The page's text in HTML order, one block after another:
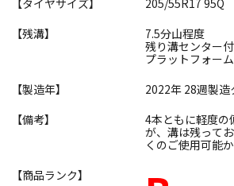
【残溝】
7.5分山程度
残り溝センター
プラットフォー
【製造年】
2022年 28週製造
【備考】
4本ともに軽度の
が、溝は残って
くのご使用可能
【商品ランク】